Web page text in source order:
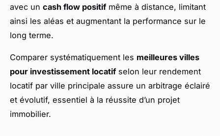
avec un cash flow positifmême à distance, limitant
ainsi les aléas et augmentant la performance sur le
long terme.
Comparer systématiquement les meilleures villes
pour investissement locatifselon leur rendement
locatif par ville principale assure un arbitrage éclairé
et évolutif, essentiel à la réussite d’un projet
immobilier.